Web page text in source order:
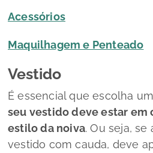
Acessórios
Maquilhagem e Penteado
Vestido
É essencial que escolha
seu vestido deve estar em
estilo da noiva. Ou seja,
vestido com cauda, deve